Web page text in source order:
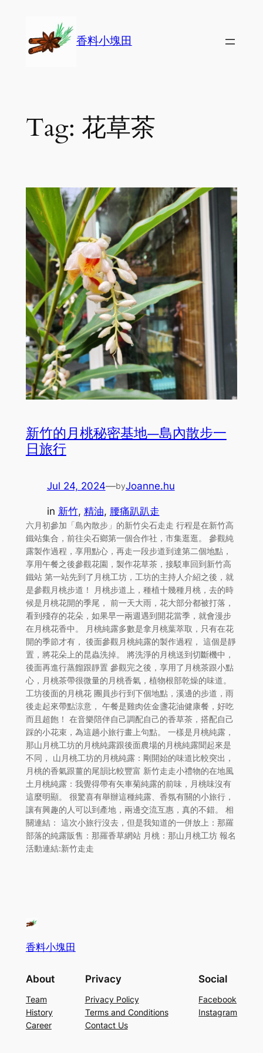
content
香料小塊田
Tag: 花草茶
新竹的月桃秘密基地—島內散步一
日旅行
Jul 24, 2024—byJoanne.hu
in 新竹, 精油, 腰痛趴趴走
六月初參加「島內散步」的新竹尖石走走 行程是在新竹高
鐵站集合，前往尖石鄉第一個合作社，市集逛逛。 參觀純
露製作過程，享用點心，再走一段步道到達第二個地點，
享用午餐之後參觀花園，製作花草茶，接駁車回到新竹高
鐵站 第一站先到了月桃工坊，工坊的主持人介紹之後，就
是參觀月桃步道！ 月桃步道上，種植十幾種月桃，去的時
候是月桃花開的季尾， 前一天大雨，花大部分都被打落，
看到殘存的花朵，如果早一兩週遇到開花當季，就會漫步
在月桃花香中。 月桃純露多數是拿月桃葉萃取，只有在花
開的季節才有， 後面參觀月桃純露的製作過程， 這個是靜
置，將花朵上的昆蟲洗掉。 將洗淨的月桃送到切斷機中，
後面再進行蒸餾跟靜置 參觀完之後，享用了月桃茶跟小點
心，月桃茶帶很微量的月桃香氣，植物根部乾燥的味道。
工坊後面的月桃花 團員步行到下個地點，溪邊的步道，雨
後走起來帶點涼意， 午餐是雞肉佐金盞花油健康餐，好吃
而且超飽！ 在音樂陪伴自己調配自己的香草茶，搭配自己
踩的小花束，為這趟小旅行畫上句點。 一樣是月桃純露，
那山月桃工坊的月桃純露跟後面農場的月桃純露聞起來是
不同， 山月桃工坊的月桃純露：剛開始的味道比較突出，
月桃的香氣跟薑的尾韻比較豐富 新竹走走小禮物的在地風
土月桃純露：我覺得帶有矢車菊純露的前味，月桃味沒有
這麼明顯。 很驚喜有舉辦這種純露、香氛有關的小旅行，
讓有興趣的人可以到產地，兩邊交流互惠，真的不錯。 相
關連結： 這次小旅行沒去，但是我知道的一併放上：那羅
部落的純露販售：那羅香草網站 月桃：那山月桃工坊 報名
活動連結:新竹走走
香料小塊田
About
Team
History
Career
Privacy
Privacy Policy
Terms and Conditions
Contact Us
Social
Facebook
Instagram